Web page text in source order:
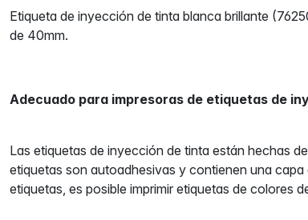
Etiqueta de inyección de tinta blanca brillante
de 40mm.
Adecuado para impresoras de etiquetas de
Las etiquetas de inyección de tinta están hechas
etiquetas son autoadhesivas y contienen una
etiquetas, es posible imprimir etiquetas de colores